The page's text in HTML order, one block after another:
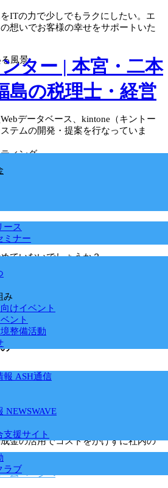
ース
ミナー
み
けイベント
ント
整備活動
報 ASH通信
NEWSWAVE
支援サイト
ラブ
ITの力で少しでもラクにしたい。エ
想いでお客様の幸せをサポートいた
データベース、kintone（キントー
テムの開発・提案を行なっていま
ィング。
？どんな導入効果があるの？システ
応えします。
ていないでしょうか？
現在のホームページの状況の診断か
無料で行なっています。
ホームページの活用の支援をいたし
ージの開設。
いこなせるか？」「活用できる
ます。
しっかりと使いこなせるように研修
金の活用でコストをかけずに社内の
ムページへ